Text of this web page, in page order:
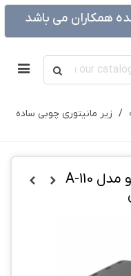
همکاران می باشد
/ زیر مانیتوری چوبی ساده
زیر مانیتوری چوبی ساده آرمو مدل A-110